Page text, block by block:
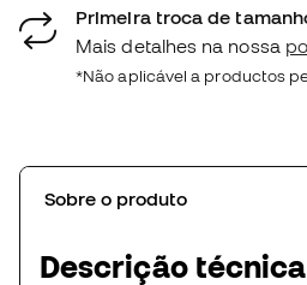
Primeira troca de
Mais detalhes na nossa
*Não aplicável a productos
Sobre o produto
Descrição